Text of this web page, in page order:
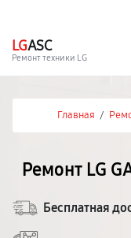
LGASC
Ремонт техники LG
Главная /
Ремонт LG
Бесплатная